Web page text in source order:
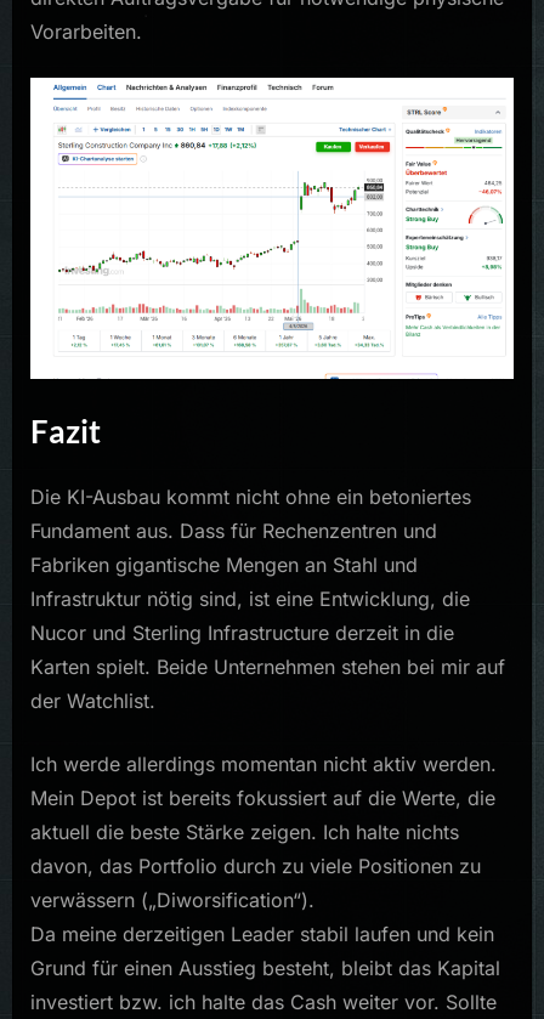
Vorarbeiten.
Fazit
Die KI-Ausbau kommt nicht ohne ein betoniertes
Fundament aus. Dass für Rechenzentren und
Fabriken gigantische Mengen an Stahl und
Infrastruktur nötig sind, ist eine Entwicklung, die
Nucor und Sterling Infrastructure derzeit in die
Karten spielt. Beide Unternehmen stehen bei mir auf
der Watchlist.
Ich werde allerdings momentan nicht aktiv werden.
Mein Depot ist bereits fokussiert auf die Werte, die
aktuell die beste Stärke zeigen. Ich halte nichts
davon, das Portfolio durch zu viele Positionen zu
verwässern („Diworsification“).
Da meine derzeitigen Leader stabil laufen und kein
Grund für einen Ausstieg besteht, bleibt das Kapital
investiert bzw. ich halte das Cash weiter vor. Sollte